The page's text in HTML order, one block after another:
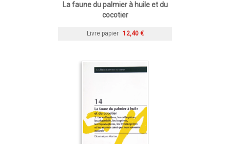
La faune du palmier à huile et du
cocotier
Livre papier 12,40 €